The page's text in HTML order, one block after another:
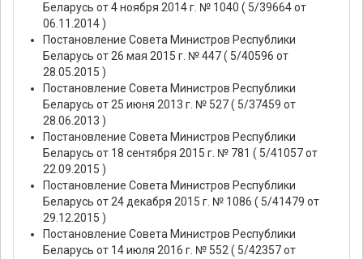
Беларусь от 4 ноября 2014 г. № 1040 ( 5/39664 от
06.11.2014 )
Постановление Совета Министров Республики
Беларусь от 26 мая 2015 г. № 447 ( 5/40596 от
28.05.2015 )
Постановление Совета Министров Республики
Беларусь от 25 июня 2013 г. № 527 ( 5/37459 от
28.06.2013 )
Постановление Совета Министров Республики
Беларусь от 18 сентября 2015 г. № 781 ( 5/41057 от
22.09.2015 )
Постановление Совета Министров Республики
Беларусь от 24 декабря 2015 г. № 1086 ( 5/41479 от
29.12.2015 )
Постановление Совета Министров Республики
Беларусь от 14 июля 2016 г. № 552 ( 5/42357 от